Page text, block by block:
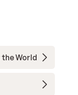
the World